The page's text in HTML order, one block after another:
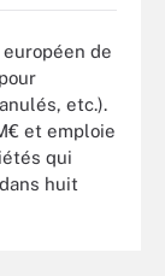
de
etc.).
et emploie
qui
huit